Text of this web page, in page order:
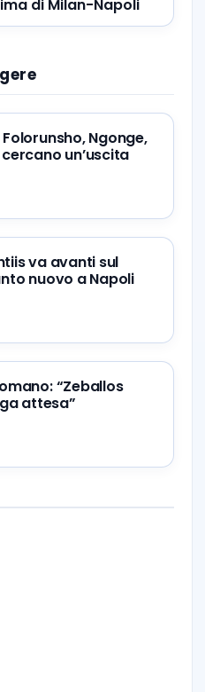
di Milan-Napoli
Folorunsho, Ngonge,
un’uscita
va avanti sul
nuovo a Napoli
“Zeballos
attesa”